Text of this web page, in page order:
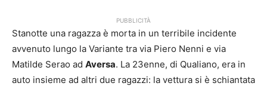
PUBBLICITÀ
Stanotte una ragazza è morta in un terribile incidente
avvenuto lungo la Variante tra via Piero Nenni e via
Matilde Serao ad Aversa. La 23enne, di Qualiano, era in
auto insieme ad altri due ragazzi: la vettura si è schiantata